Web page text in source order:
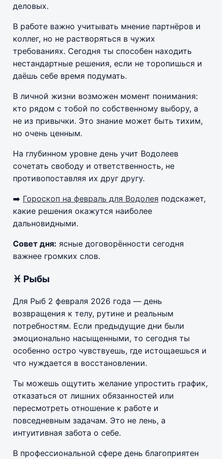
деловых.
В работе важно учитывать мнение партнёров и
коллег, но не растворяться в чужих
требованиях. Сегодня ты способен находить
нестандартные решения, если не торопишься и
даёшь себе время подумать.
В личной жизни возможен момент понимания:
кто рядом с тобой по собственному выбору, а
не из привычки. Это знание может быть тихим,
но очень ценным.
На глубинном уровне день учит Водолеев
сочетать свободу и ответственность, не
противопоставляя их друг другу.
➡️ Гороскоп на февраль для Водолея подскажет,
какие решения окажутся наиболее
дальновидными.
Совет дня: ясные договорённости сегодня
важнее громких слов.
♓ Рыбы
Для Рыб 2 февраля 2026 года — день
возвращения к телу, рутине и реальным
потребностям. Если предыдущие дни были
эмоционально насыщенными, то сегодня ты
особенно остро чувствуешь, где истощаешься и
что нуждается в восстановлении.
Ты можешь ощутить желание упростить график,
отказаться от лишних обязанностей или
пересмотреть отношение к работе и
повседневным задачам. Это не лень, а
интуитивная забота о себе.
В профессиональной сфере день благоприятен